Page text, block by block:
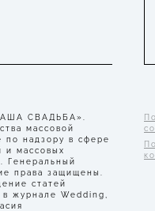
СВАДЬБА».
массовой
по надзору в сфере
и массовых
права защищены.
статей
журнале Wedding,